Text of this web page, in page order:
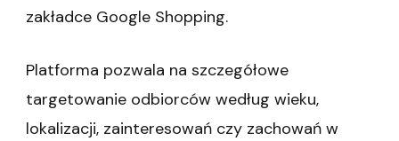
zakładce Google Shopping.
Platforma pozwala na szczegółowe
targetowanie odbiorców według wieku,
lokalizacji, zainteresowań czy zachowań w